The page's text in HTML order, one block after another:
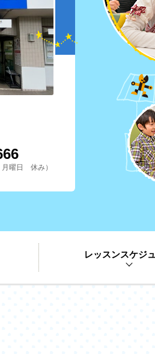
曜日 休み）
レッスンスケジ